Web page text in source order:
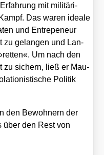
mit mili­tä­ri­
Das waren idea­le
und Entr­epe­neur
zu gelan­gen und Lan­
Um nach den
zu sichern, ließ er Mau­
Poli­tik
den Bewoh­nern der
über den Rest von